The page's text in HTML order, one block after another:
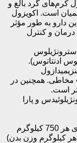
کرم‌های گرد بالغ و
است. اکویزول
دارو به طور مؤثر
و کنترل
ادنتاتوس).
(سیاتوستومها)، از جمله لاروهای مرحله 3 و 4 مخاطی. همچنین در
و پارا
تجویز خوراکی، 1 سرنگ (30 میلی لیتر) به ازای هر 750 کیلوگرم